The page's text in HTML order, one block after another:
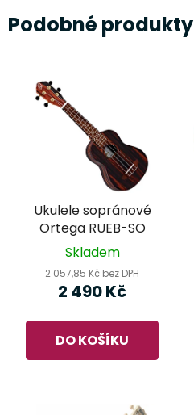
Podobné produkty
Ukulele sopránové
Ortega RUEB-SO
Skladem
2 057,85 Kč bez DPH
2 490 Kč
DO KOŠÍKU